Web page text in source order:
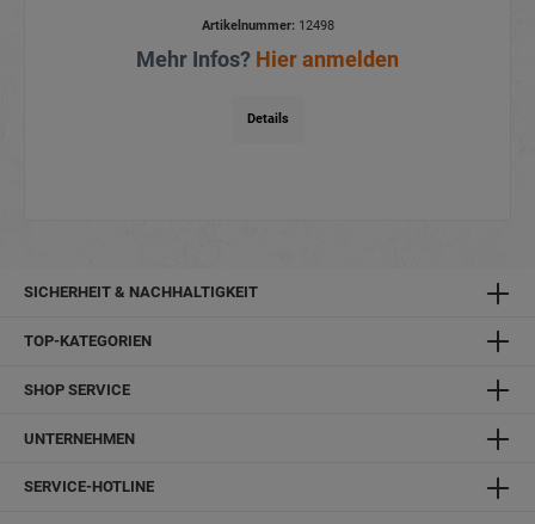
Artikelnummer:12498
Mehr Infos? Hier anmelden
Details
SICHERHEIT & NACHHALTIGKEIT
TOP-KATEGORIEN
SHOP SERVICE
UNTERNEHMEN
SERVICE-HOTLINE